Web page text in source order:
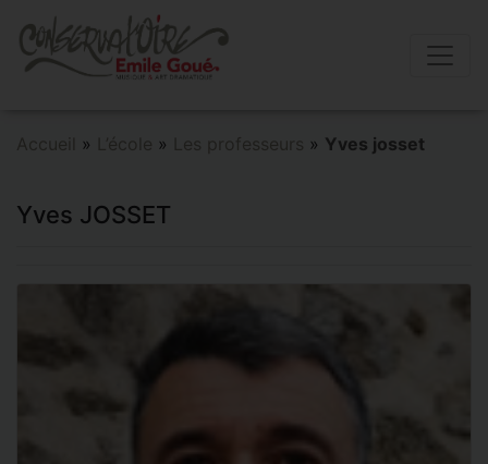
Accueil » L’école » Les professeurs » Yves josset
Yves JOSSET